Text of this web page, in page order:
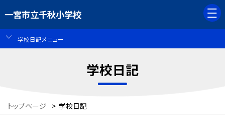
一宮市立千秋小学校
学校日記メニュー
学校日記
トップページ > 学校日記